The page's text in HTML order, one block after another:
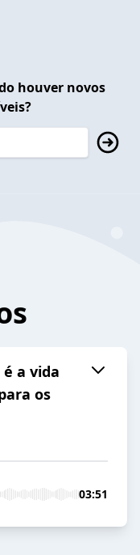
houver novos
a vida
os
03:51